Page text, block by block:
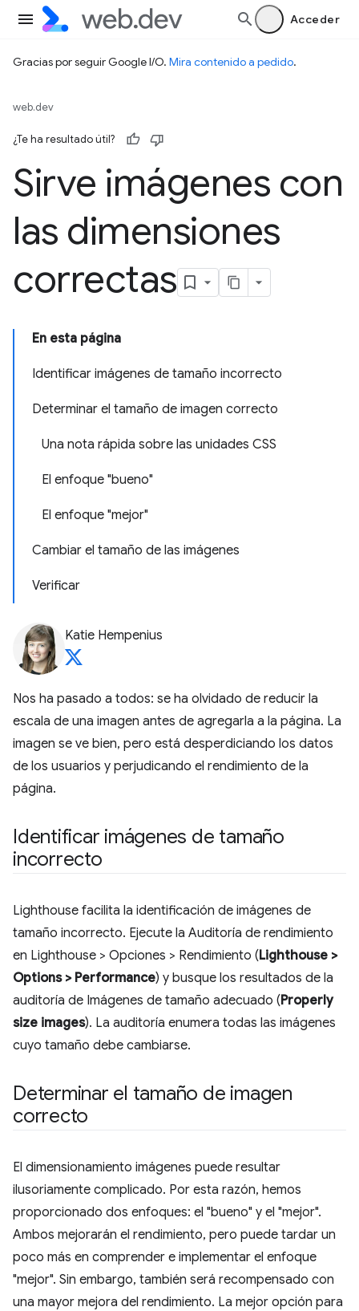
Acceder
Gracias por seguir Google I/O. Mira contenido a pedido.
web.dev
¿Te ha resultado útil?
Sirve imágenes con
las dimensiones
correctas
En esta página
Identificar imágenes de tamaño incorrecto
Determinar el tamaño de imagen correcto
Una nota rápida sobre las unidades CSS
El enfoque "bueno"
El enfoque "mejor"
Cambiar el tamaño de las imágenes
Verificar
Katie Hempenius
Nos ha pasado a todos: se ha olvidado de reducir la
escala de una imagen antes de agregarla a la página. La
imagen se ve bien, pero está desperdiciando los datos
de los usuarios y perjudicando el rendimiento de la
página.
Identificar imágenes de tamaño
incorrecto
Lighthouse facilita la identificación de imágenes de
tamaño incorrecto. Ejecute la Auditoría de rendimiento
en Lighthouse > Opciones > Rendimiento (Lighthouse >
Options > Performance) y busque los resultados de la
auditoría de Imágenes de tamaño adecuado (Properly
size images). La auditoría enumera todas las imágenes
cuyo tamaño debe cambiarse.
Determinar el tamaño de imagen
correcto
El dimensionamiento imágenes puede resultar
ilusoriamente complicado. Por esta razón, hemos
proporcionado dos enfoques: el "bueno" y el "mejor".
Ambos mejorarán el rendimiento, pero puede tardar un
poco más en comprender e implementar el enfoque
"mejor". Sin embargo, también será recompensado con
una mayor mejora del rendimiento. La mejor opción para